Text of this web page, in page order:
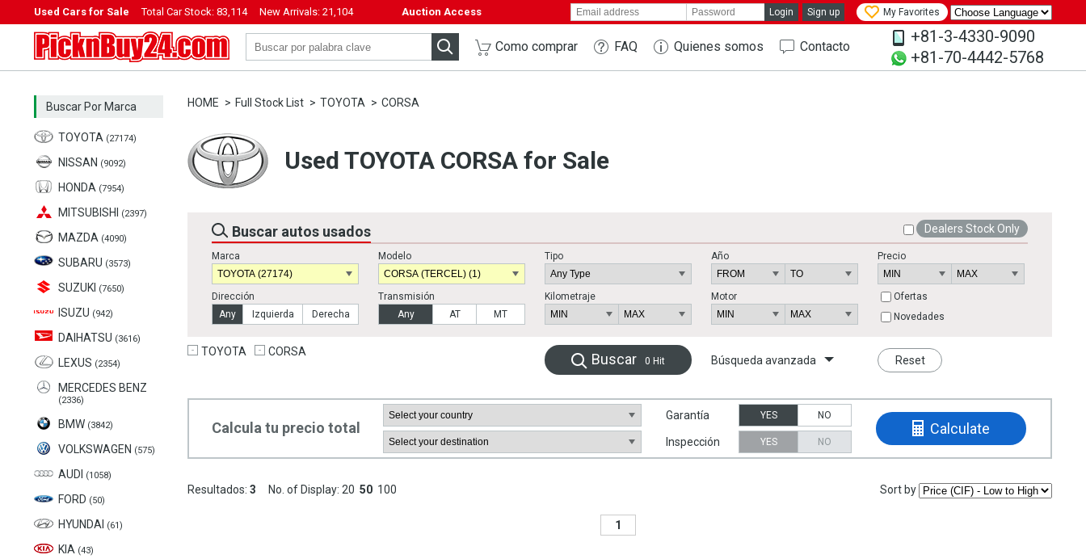
Used Cars for Sale Total Car Stock: 83,114 New Arrivals: 21,104 Auction Access Login Sign up My Favorites
PicknBuy24.com
Como comprar FAQ Quienes somos Contacto
+81-3-4330-9090
+81-70-4442-5768
Buscar Por Marca
TOYOTA (27174)
NISSAN (9092)
HONDA (7954)
MITSUBISHI (2397)
MAZDA (4090)
SUBARU (3573)
SUZUKI (7650)
ISUZU (942)
DAIHATSU (3616)
LEXUS (2354)
MERCEDES BENZ
(2336)
BMW (3842)
VOLKSWAGEN (575)
AUDI (1058)
FORD (50)
HYUNDAI (61)
KIA (43)
HOME Full Stock List TOYOTA CORSA
Used TOYOTA CORSA for Sale
Buscar autos usados Dealers Stock Only
Marca Modelo Tipo Año Precio
Dirección
Any
Izquierda Derecha
Transmisión
Any
AT MT
Kilometraje Motor
Ofertas
Novedades
TOYOTA CORSA Buscar 0 Hit Búsqueda avanzada Reset
Calcula tu precio total
Garantía YES NO
Inspección YES NO
Calculate
Resultados: 3 No. of Display: 20 50 100 Sort by
1